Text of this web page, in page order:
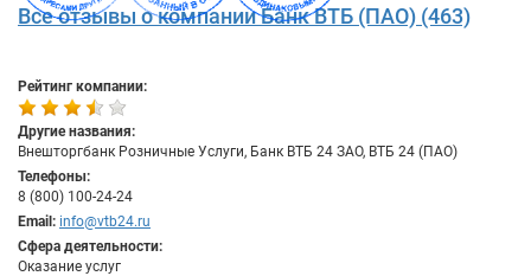
Все отзывы о компании Банк ВТБ (ПАО) (463)
Рейтинг компании:
Другие названия:
Внешторгбанк Розничные Услуги, Банк ВТБ 24 ЗАО, ВТБ 24 (ПАО)
Телефоны:
8 (800) 100-24-24
Email: info@vtb24.ru
Сфера деятельности:
Оказание услуг